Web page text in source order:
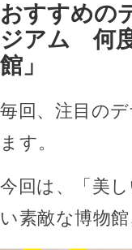
おすすめの
ジアム 何
館」
毎回、注目の
ます。
今回は、「美
い素敵な博物館